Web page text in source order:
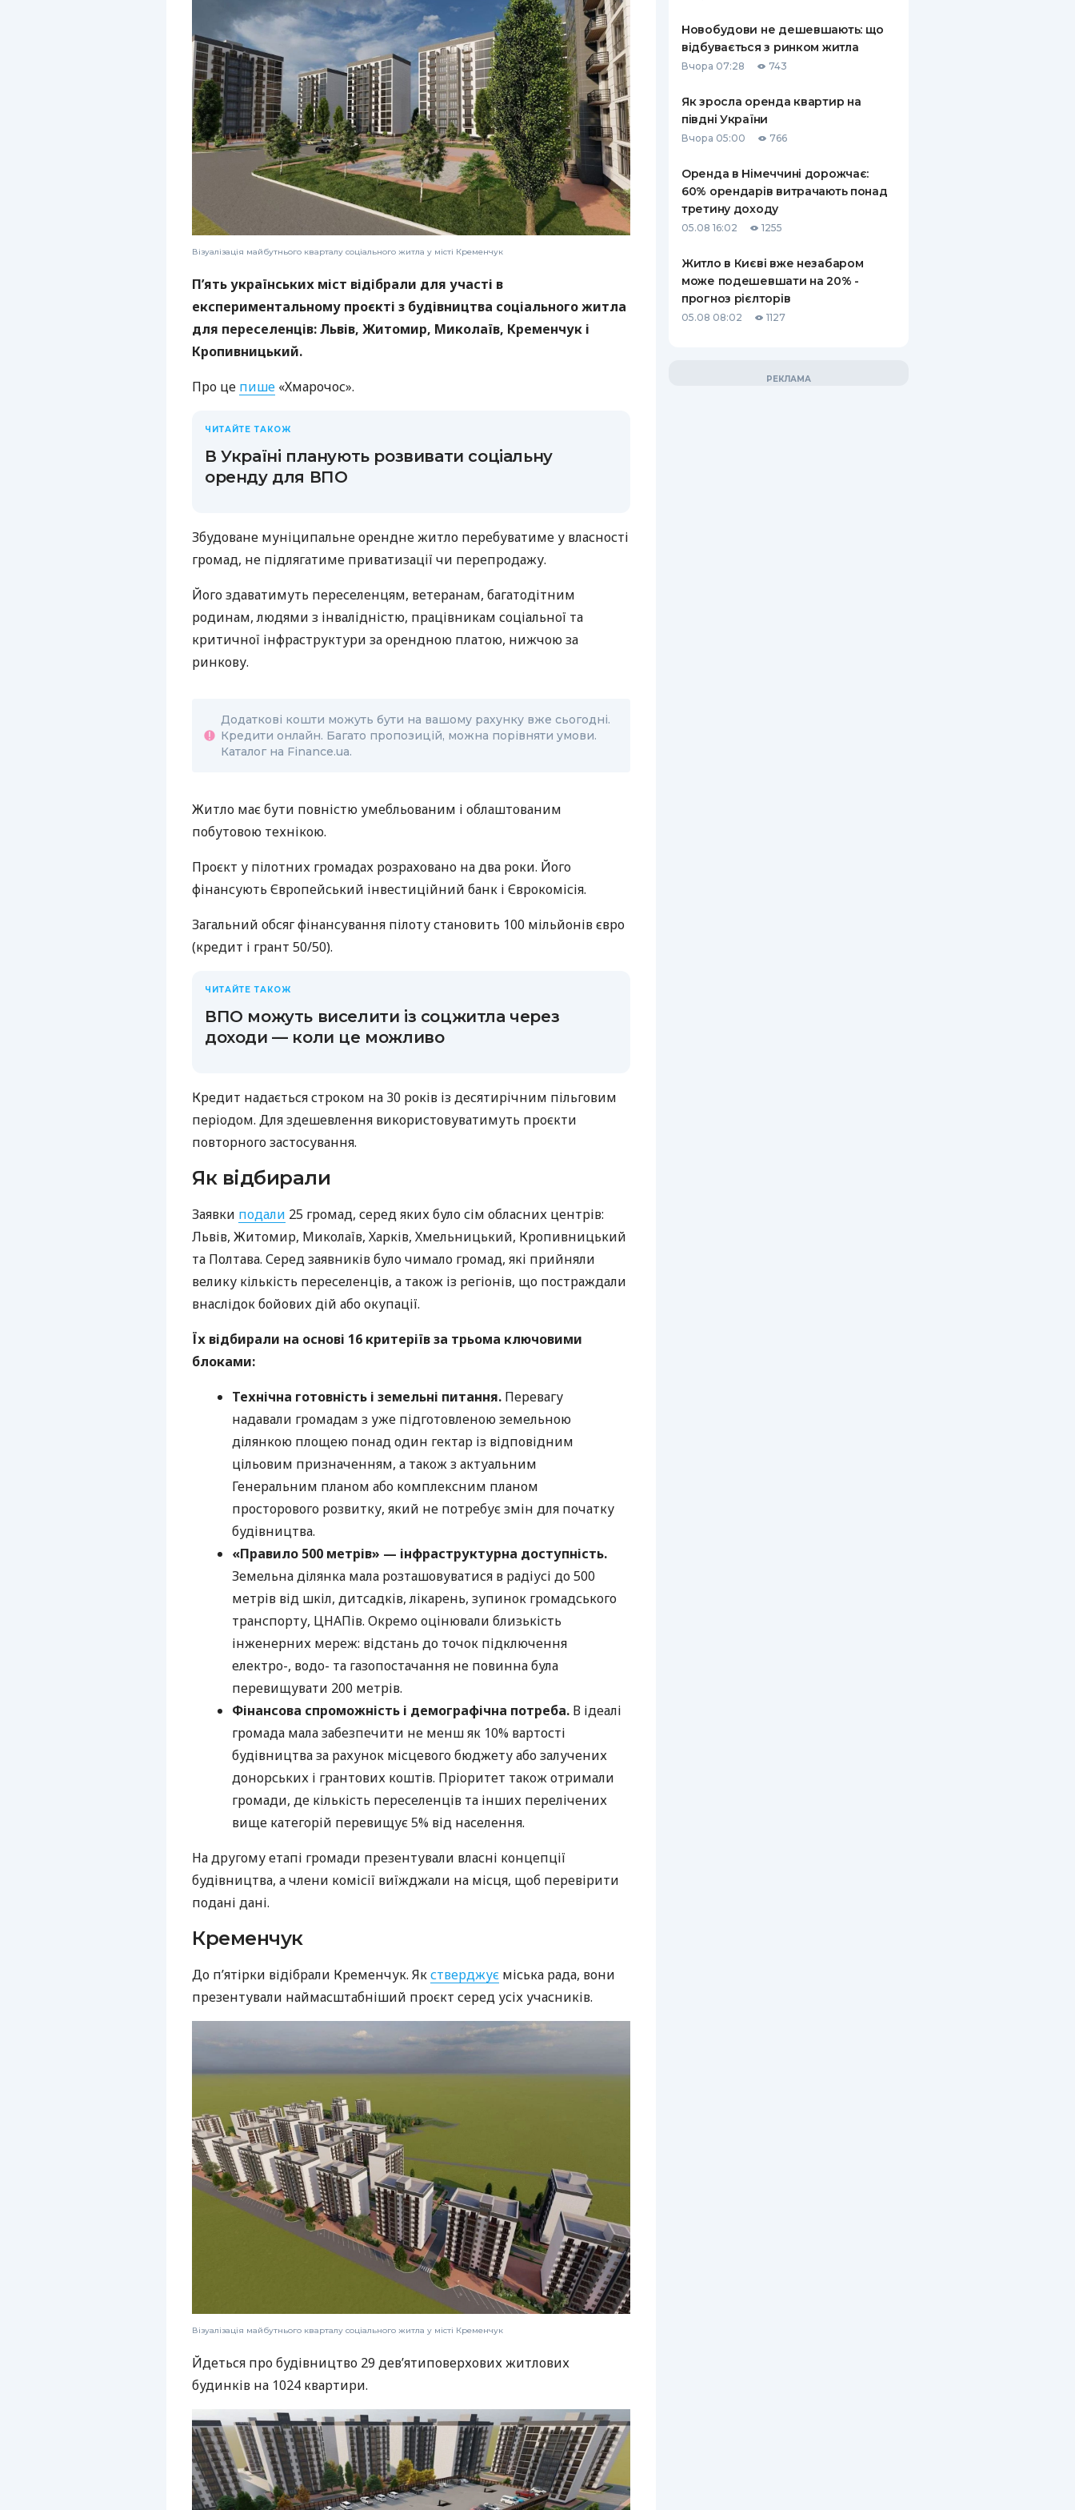
РЕЙТИНГ ДЕБЕТОВИХ
КАРТОК
ЩОМІСЯЧНИЙ ОГЛЯД
КЕШБЕКУ
ПУТІВНИКИ ПО
БАНКІВСЬКИХ КАРТКАХ
ПУТІВНИКИ ПО
СТРАХУВАННЮ
ВСІ СТРАХОВІ ПОЛІСИ
СТРАХОВІ КОМПАНІЇ
ВІДГУКИ ПРО СТРАХОВІ
ДОСТАВКА І ОПЛАТА
КОНТАКТИ
Візуалізація майбутнього кварталу соціального житла у місті Кременчук
П’ять українських міст відібрали для участі в
експериментальному проєкті з будівництва соціального житла
для переселенців: Львів, Житомир, Миколаїв, Кременчук і
Кропивницький.
Про це пише «Хмарочос».
ЧИТАЙТЕ ТАКОЖ
В Україні планують розвивати соціальну
оренду для ВПО
Збудоване муніципальне орендне житло перебуватиме у власності
громад, не підлягатиме приватизації чи перепродажу.
Його здаватимуть переселенцям, ветеранам, багатодітним
родинам, людями з інвалідністю, працівникам соціальної та
критичної інфраструктури за орендною платою, нижчою за
ринкову.
Додаткові кошти можуть бути на вашому рахунку вже сьогодні.
Кредити онлайн. Багато пропозицій, можна порівняти умови.
Каталог на Finance.ua.
Житло має бути повністю умебльованим і облаштованим
побутовою технікою.
Проєкт у пілотних громадах розраховано на два роки. Його
фінансують Європейський інвестиційний банк і Єврокомісія.
Загальний обсяг фінансування пілоту становить 100 мільйонів євро
(кредит і грант 50/50).
ЧИТАЙТЕ ТАКОЖ
ВПО можуть виселити із соцжитла через
доходи — коли це можливо
Кредит надається строком на 30 років із десятирічним пільговим
періодом. Для здешевлення використовуватимуть проєкти
повторного застосування.
Як відбирали
Заявки подали 25 громад, серед яких було сім обласних центрів:
Львів, Житомир, Миколаїв, Харків, Хмельницький, Кропивницький
та Полтава. Серед заявників було чимало громад, які прийняли
велику кількість переселенців, а також із регіонів, що постраждали
внаслідок бойових дій або окупації.
Їх відбирали на основі 16 критеріїв за трьома ключовими
блоками:
Технічна готовність і земельні питання. Перевагу
надавали громадам з уже підготовленою земельною
ділянкою площею понад один гектар із відповідним
цільовим призначенням, а також з актуальним
Генеральним планом або комплексним планом
просторового розвитку, який не потребує змін для початку
будівництва.
«Правило 500 метрів» — інфраструктурна доступність.
Земельна ділянка мала розташовуватися в радіусі до 500
метрів від шкіл, дитсадків, лікарень, зупинок громадського
транспорту, ЦНАПів. Окремо оцінювали близькість
інженерних мереж: відстань до точок підключення
електро-, водо- та газопостачання не повинна була
перевищувати 200 метрів.
Фінансова спроможність і демографічна потреба. В ідеалі
громада мала забезпечити не менш як 10% вартості
будівництва за рахунок місцевого бюджету або залучених
донорських і грантових коштів. Пріоритет також отримали
громади, де кількість переселенців та інших перелічених
вище категорій перевищує 5% від населення.
На другому етапі громади презентували власні концепції
будівництва, а члени комісії виїжджали на місця, щоб перевірити
подані дані.
Кременчук
До п’ятірки відібрали Кременчук. Якстверджує міська рада, вони
презентували наймасштабніший проєкт серед усіх учасників.
Візуалізація майбутнього кварталу соціального житла у місті Кременчук
Йдеться про будівництво 29 дев’ятиповерхових житлових
будинків на 1024 квартири.
Новобудови не дешевшають: що
відбувається з ринком житла
Вчора 07:28 743
Як зросла оренда квартир на
півдні України
Вчора 05:00 766
Оренда в Німеччині дорожчає:
60% орендарів витрачають понад
третину доходу
05.08 16:02 1255
Житло в Києві вже незабаром
може подешевшати на 20% -
прогноз рієлторів
05.08 08:02 1127